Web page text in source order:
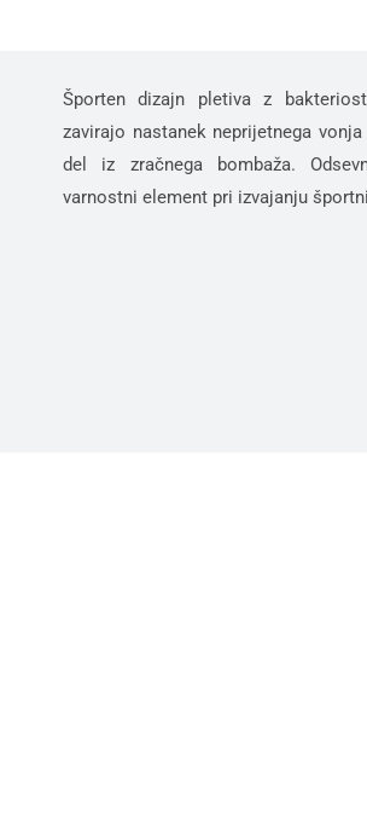
Športen dizajn pletiva z
zavirajo nastanek neprijetnega
del iz zračnega bombaža.
varnostni element pri izvajanju